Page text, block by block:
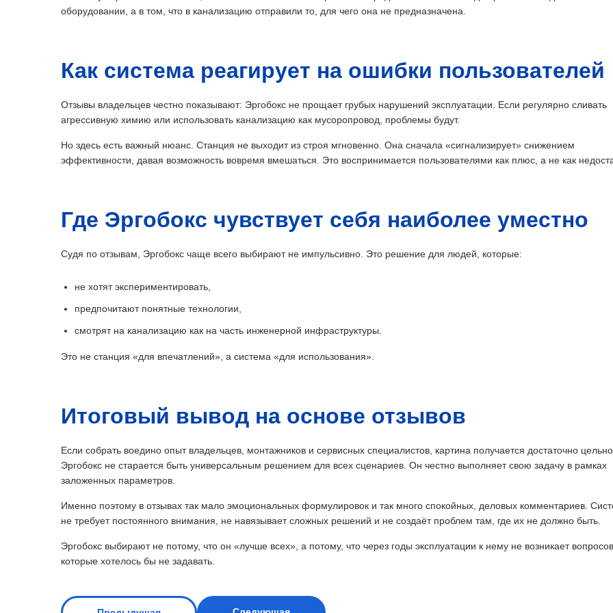
оборудовании, а в том, что в канализацию отправили то, для чего она не предназначена.
Как система реагирует на ошибки пользователей
Отзывы владельцев честно показывают: Эргобокс не прощает грубых нарушений эксплуатации. Если регулярно сливать
агрессивную химию или использовать канализацию как мусоропровод, проблемы будут.
Но здесь есть важный нюанс. Станция не выходит из строя мгновенно. Она сначала «сигнализирует» снижением
эффективности, давая возможность вовремя вмешаться. Это воспринимается пользователями как плюс, а не как
Где Эргобокс чувствует себя наиболее уместно
Судя по отзывам, Эргобокс чаще всего выбирают не импульсивно. Это решение для людей, которые:
не хотят экспериментировать,
предпочитают понятные технологии,
смотрят на канализацию как на часть инженерной инфраструктуры.
Это не станция «для впечатлений», а система «для использования».
Итоговый вывод на основе отзывов
Если собрать воедино опыт владельцев, монтажников и сервисных специалистов, картина получается достаточно
Эргобокс не старается быть универсальным решением для всех сценариев. Он честно выполняет свою задачу в рамках
заложенных параметров.
Именно поэтому в отзывах так мало эмоциональных формулировок и так много спокойных, деловых комментариев.
не требует постоянного внимания, не навязывает сложных решений и не создаёт проблем там, где их не должно быть.
Эргобокс выбирают не потому, что он «лучше всех», а потому, что через годы эксплуатации к нему не возникает
которые хотелось бы не задавать.